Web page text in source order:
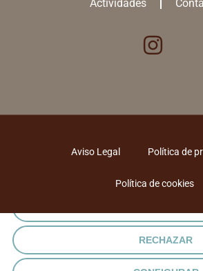
Actividades
Aviso Legal Política de
Política de cookies
RECHAZAR